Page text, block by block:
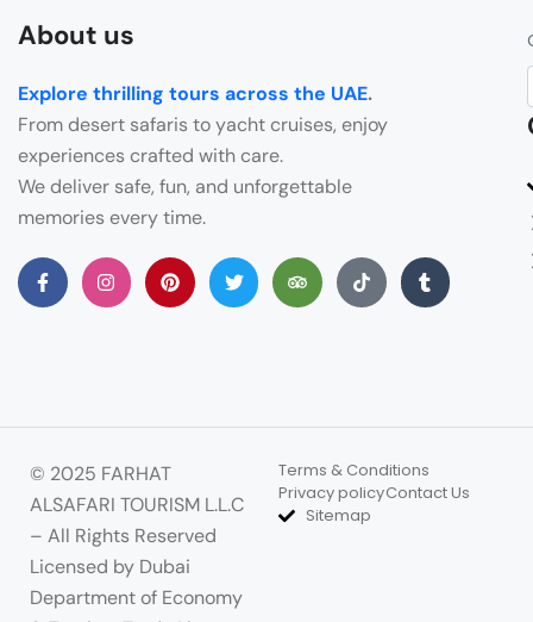
About us
Explore thrilling tours across the UAE.
From desert safaris to yacht cruises, enjoy
experiences crafted with care.
We deliver safe, fun, and unforgettable
memories every time.
© 2025 FARHAT
ALSAFARI TOURISM L.L.C
– All Rights Reserved
Licensed by Dubai
Department of Economy
Terms & Conditions
Privacy policyContact Us
Sitemap